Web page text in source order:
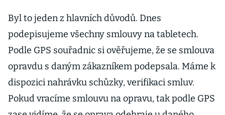
Byl to jeden z hlavních důvodů. Dnes
podepisujeme všechny smlouvy na tabletech.
Podle GPS souřadnic si ověřujeme, že se smlouva
opravdu s daným zákazníkem podepsala. Máme k
dispozici nahrávku schůzky, verifikaci smluv.
Pokud vracíme smlouvu na opravu, tak podle GPS